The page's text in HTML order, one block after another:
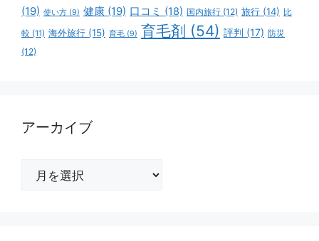
(19) 使い方 (9) 健康 (19) 口コミ (18) 国内旅行 (12) 旅行 (14) 比
較 (11) 海外旅行 (15) 育毛 (9) 育毛剤 (54) 評判 (17) 防災
(12)
アーカイブ